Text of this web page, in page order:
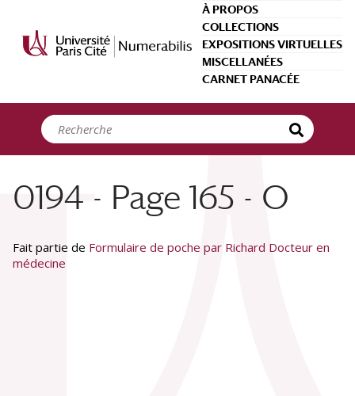
À PROPOS
COLLECTIONS
EXPOSITIONS VIRTUELLES
MISCELLANÉES
CARNET PANACÉE
0194 - Page 165 - O
Fait partie de Formulaire de poche par Richard Docteur en
médecine